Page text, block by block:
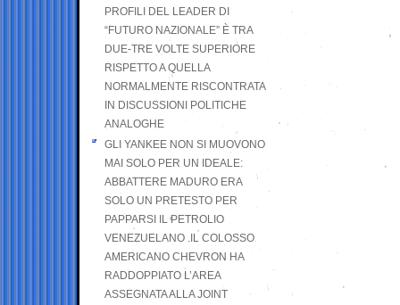
PROFILI DEL LEADER DI
“FUTURO NAZIONALE” È TRA
DUE-TRE VOLTE SUPERIORE
RISPETTO A QUELLA
NORMALMENTE RISCONTRATA
IN DISCUSSIONI POLITICHE
ANALOGHE
GLI YANKEE NON SI MUOVONO
MAI SOLO PER UN IDEALE:
ABBATTERE MADURO ERA
SOLO UN PRETESTO PER
PAPPARSI IL PETROLIO
VENEZUELANO .IL COLOSSO
AMERICANO CHEVRON HA
RADDOPPIATO L’AREA
ASSEGNATA ALLA JOINT